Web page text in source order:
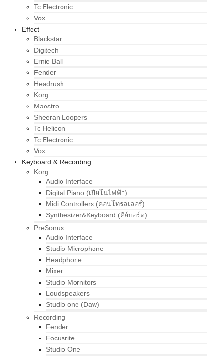
Tc Electronic
Vox
Effect
Blackstar
Digitech
Ernie Ball
Fender
Headrush
Korg
Maestro
Sheeran Loopers
Tc Helicon
Tc Electronic
Vox
Keyboard & Recording
Korg
Audio Interface
Digital Piano (เปียโนไฟฟ้า)
Midi Controllers (คอนโทรลเลอร์)
Synthesizer&Keyboard (คีย์บอร์ด)
PreSonus
Audio Interface
Studio Microphone
Headphone
Mixer
Studio Mornitors
Loudspeakers
Studio one (Daw)
Recording
Fender
Focusrite
Studio One